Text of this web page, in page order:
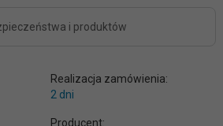
i produktów
Realizacja zamówienia:
2 dni
Producent: